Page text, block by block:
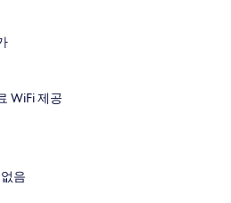
WiFi 제공
음